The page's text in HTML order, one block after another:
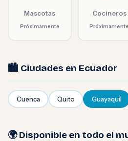
Mascotas
Próximamente
Cocineros
Próximamente
🏙️ Ciudades en Ecuador
Cuenca Quito Guayaquil
🌍 Disponible en todo el